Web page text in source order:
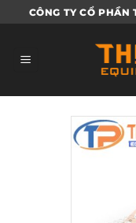
qua
dung
CÔNG TY CỔ